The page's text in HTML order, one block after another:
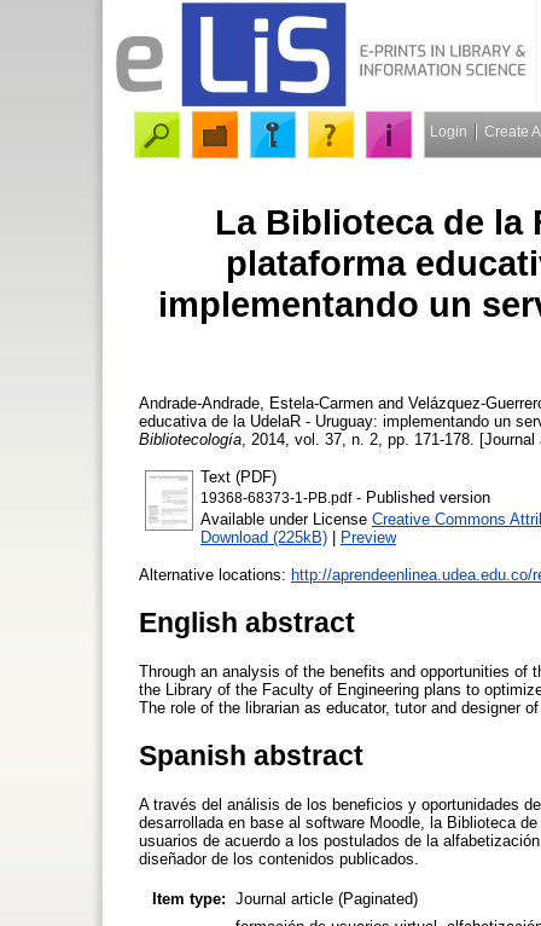
Login Create
La Biblioteca de la
plataforma
implementando un
Andrade-Andrade, Estela-Carmen and Velázquez-
educativa de la UdelaR - Uruguay: implementando un
Bibliotecología , 2014, vol. 37, n. 2, pp. 171-178.
Text (PDF)
19368-68373-1-PB.pdf- Published version
Available under License Creative Commons
Download (225kB) | Preview
Alternative locations: http://
English abstract
Through an analysis of the benefits and opportunities of
the Library of the Faculty of Engineering plans to
The role of the librarian as educator, tutor and designer
Spanish abstract
A través del análisis de los beneficios y oportunidades
desarrollada en base al software Moodle, la Biblioteca
usuarios de acuerdo a los postulados de la
diseñador de los contenidos publicados.
Item type: Journal article (Paginated)